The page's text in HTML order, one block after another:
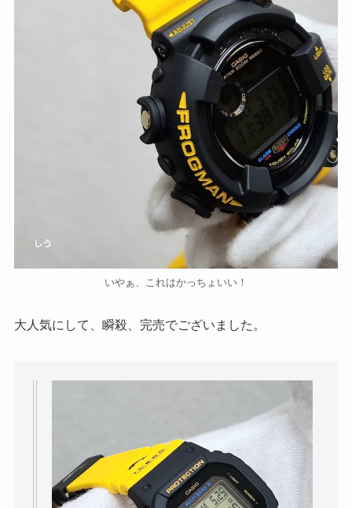
いやぁ、これはかっちょいい！
大人気にして、瞬殺、完売でございました。